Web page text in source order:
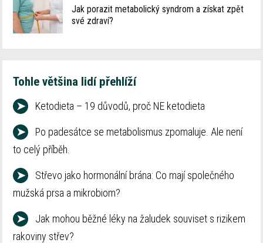
Jak porazit metabolický syndrom a získat zpět
své zdraví?
Tohle většina lidí přehlíží
➤ Ketodieta – 19 důvodů, proč NE ketodieta
➤
Po padesátce se metabolismus zpomaluje. Ale není
to celý příběh.
➤
Střevo jako hormonální brána: Co mají společného
mužská prsa a mikrobiom?
➤
Jak mohou běžné léky na žaludek souviset s rizikem
rakoviny střev?